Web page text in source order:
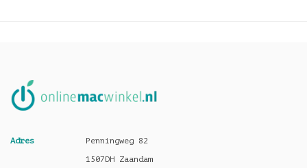
Adres
Penningweg 82
1507DH Zaandam